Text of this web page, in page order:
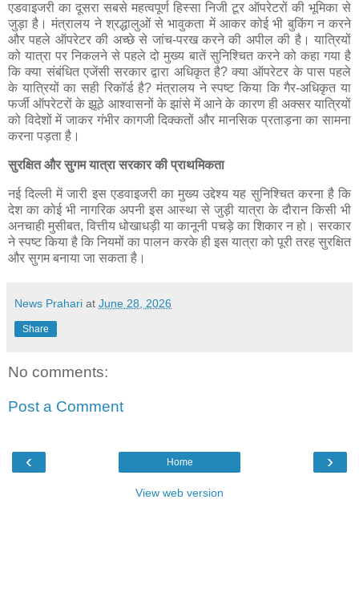
एडवाइजरी का दूसरा सबसे महत्वपूर्ण हिस्सा निजी टूर ऑपरेटरों की भूमिका से
जुड़ा है। मंत्रालय ने श्रद्धालुओं से भावुकता में आकर कोई भी बुकिंग न करने
और पहले ऑपरेटर की अच्छे से जांच-परख करने की अपील की है। यात्रियों
को यात्रा पर निकलने से पहले दो मुख्य बातें सुनिश्चित करने को कहा गया है
कि क्या संबंधित एजेंसी सरकार द्वारा अधिकृत है? क्या ऑपरेटर के पास पहले
के यात्रियों का सही रिकॉर्ड है? मंत्रालय ने स्पष्ट किया कि गैर-अधिकृत या
फर्जी ऑपरेटरों के झूठे आश्वासनों के झांसे में आने के कारण ही अक्सर यात्रियों
को विदेशों में जाकर गंभीर कागजी दिक्कतों और मानसिक प्रताड़ना का सामना
करना पड़ता है।
सुरक्षित और सुगम यात्रा सरकार की प्राथमिकता
नई दिल्ली में जारी इस एडवाइजरी का मुख्य उद्देश्य यह सुनिश्चित करना है कि
देश का कोई भी नागरिक अपनी इस आस्था से जुड़ी यात्रा के दौरान किसी भी
अनचाही मुसीबत, वित्तीय धोखाधड़ी या कानूनी पचड़े का शिकार न हो। सरकार
ने स्पष्ट किया है कि नियमों का पालन करके ही इस यात्रा को पूरी तरह सुरक्षित
और सुगम बनाया जा सकता है।
News Prahari at June 28, 2026
Share
No comments:
Post a Comment
‹ ›
Home
View web version